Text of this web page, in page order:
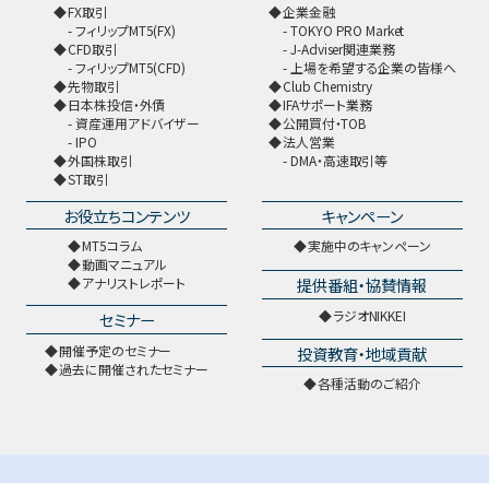
FX取引
フィリップMT5(FX)
CFD取引
フィリップMT5(CFD)
先物取引
日本株投信・外債
資産運用アドバイザー
IPO
外国株取引
ST取引
企業金融
TOKYO PRO Market
J-Adviser関連業務
上場を希望する企業の皆様へ
Club Chemistry
IFAサポート業務
公開買付・TOB
法人営業
DMA・高速取引等
お役立ちコンテンツ
MT5コラム
動画マニュアル
アナリストレポート
セミナー
開催予定のセミナー
過去に開催されたセミナー
キャンペーン
実施中のキャンペーン
提供番組・協賛情報
ラジオNIKKEI
投資教育・地域貢献
各種活動のご紹介